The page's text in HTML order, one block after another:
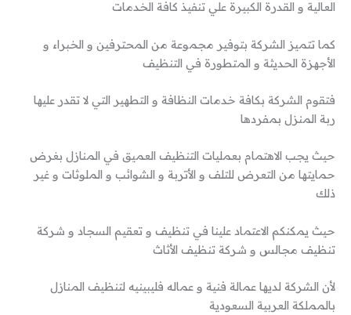
العالية و القدرة الكبيرة علي تنفيذ كافة الخدمات
كما تتميز الشركة بتوفير مجموعة من المحترفين و الخبراء و
الأجهزة الحديثة و المتطورة في التنظيف
فتقوم الشركة بكافة خدمات النظافة و التطهير التي لا تقدر عليها
ربة المنزل بمفردها
حيث يجب الاهتمام بعمليات التنظيف العميق في المنازل بغرض
حمايتها من التعرض للتلف و الأتربة و الشوائب و الملوثات و غير
ذلك
حيث يمكنكم الاعتماد علينا في تنظيف و تعقيم السجاد و شركة
تنظيف مجالس و شركة تنظيف الأثاث
لأن الشركة لديها عمالة فنية و عماله فليبينيه لتنظيف المنازل
بالمملكة العربية السعودية